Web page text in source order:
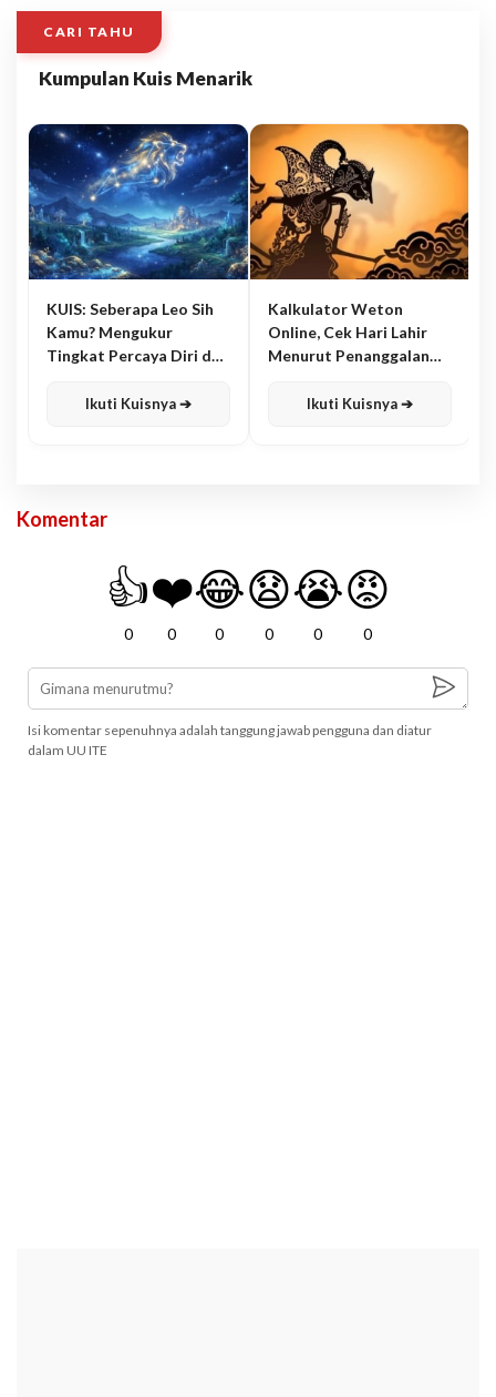
CARI TAHU
Kumpulan Kuis Menarik
KUIS: Seberapa Leo Sih
Kamu? Mengukur
Tingkat Percaya Diri dan
Ikuti Kuisnya ➔
Kalkulator Weton
Online, Cek Hari Lahir
Menurut Penanggalan
Ikuti Kuisnya ➔
Komentar
👍
0
❤️
0
😂
0
😧
0
😭
0
😡
0
Isi komentar sepenuhnya adalah tanggung jawab pengguna dan diatur
dalam UU ITE